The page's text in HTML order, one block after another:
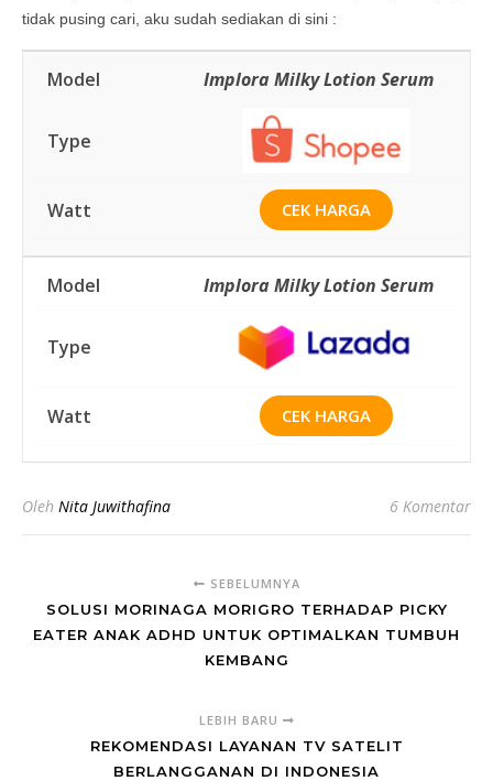
tidak pusing cari, aku sudah sediakan di sini :
Implora Milky Lotion Serum
CEK HARGA
Implora Milky Lotion Serum
CEK HARGA
Oleh Nita Juwithafina 6 Komentar
SEBELUMNYA
SOLUSI MORINAGA MORIGRO TERHADAP PICKY
EATER ANAK ADHD UNTUK OPTIMALKAN TUMBUH
KEMBANG
LEBIH BARU
REKOMENDASI LAYANAN TV SATELIT
BERLANGGANAN DI INDONESIA